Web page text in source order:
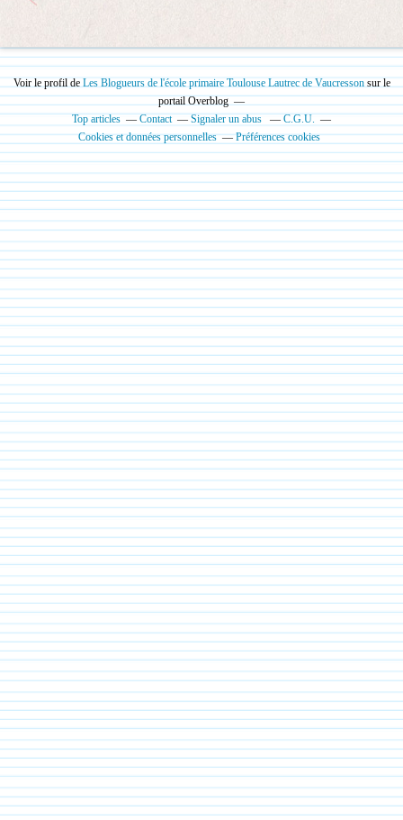
Voir le profil de Les Blogueurs de l'école primaire Toulouse Lautrec de Vaucressonsur le
portail Overblog
Top articles
Contact Signaler un abus
C.G.U.
Cookies et données personnelles
Préférences cookies